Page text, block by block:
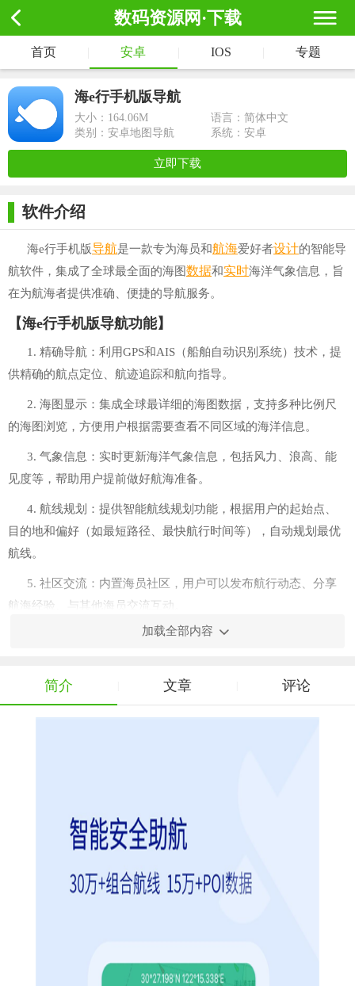
数码资源网·下载
首页 安卓 IOS 专题
海e行手机版导航
大小： 164.06M
语言：简体中文
类别：安卓地图导航
系统：安卓
立即下载
软件介绍
海e行手机版导航是一款专为海员和航海爱好者设计的智能导
航软件，集成了全球最全面的海图数据和实时海洋气象信息，旨
在为航海者提供准确、便捷的导航服务。
【海e行手机版导航功能】
1. 精确导航：利用GPS和AIS（船舶自动识别系统）技术，提
供精确的航点定位、航迹追踪和航向指导。
2. 海图显示：集成全球最详细的海图数据，支持多种比例尺
的海图浏览，方便用户根据需要查看不同区域的海洋信息。
3. 气象信息：实时更新海洋气象信息，包括风力、浪高、能
见度等，帮助用户提前做好航海准备。
4. 航线规划：提供智能航线规划功能，根据用户的起始点、
目的地和偏好（如最短路径、最快航行时间等），自动规划最优
航线。
5. 社区交流：内置海员社区，用户可以发布航行动态、分享
航海经验、与其他海员交流互动。
加载全部内容
简介 文章 评论